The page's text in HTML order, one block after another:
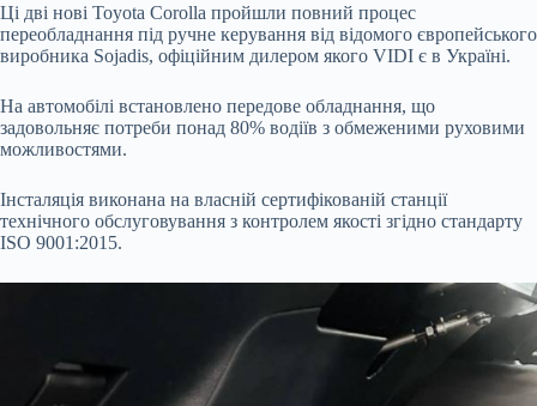
Ці дві нові Toyota Corolla пройшли повний процес
переобладнання під ручне керування від відомого європейського
виробника Sojadis, офіційним дилером якого VIDI є в Україні.
На автомобілі встановлено передове обладнання, що
задовольняє потреби понад 80% водіїв з обмеженими руховими
можливостями.
Інсталяція виконана на власній сертифікованій станції
технічного обслуговування з контролем якості згідно стандарту
ISO 9001:2015.